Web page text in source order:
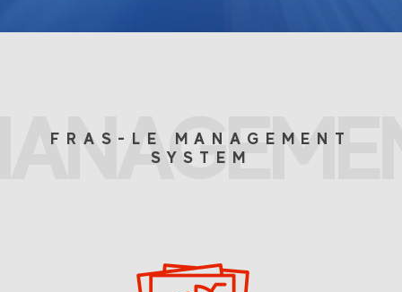
FRAS-LE MANAGEMENT
SYSTEM